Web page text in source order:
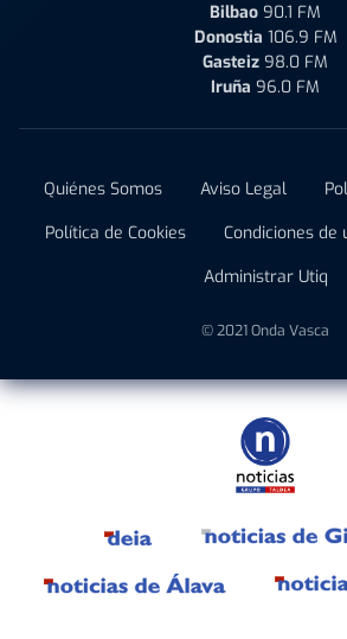
Bilbao 90.1 FM
Donostia 106.9 FM
Gasteiz 98.0 FM
Iruña 96.0 FM
Quiénes Somos Aviso Legal
Política de Cookies
Condiciones de
Administrar Utiq
© 2021 Onda Vasca